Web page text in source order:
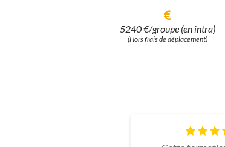
5240 €/groupe (en intra)
(Hors frais de déplacement)